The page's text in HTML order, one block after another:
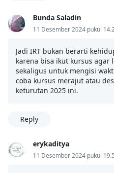
Bunda Saladin
11 Desember 2024 pukul
Jadi IRT bukan berarti
karena bisa ikut kursus agar
sekaligus untuk mengisi
coba kursus merajut atau
keturutan 2025 ini.
Reply
erykaditya
11 Desember 2024 pukul